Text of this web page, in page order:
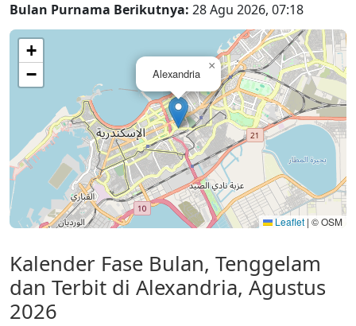
Bulan Purnama Berikutnya: 28 Agu 2026, 07:18
Alexandria
×
+
−
Leaflet | © OSM
Kalender Fase Bulan, Tenggelam
dan Terbit di Alexandria, Agustus
2026